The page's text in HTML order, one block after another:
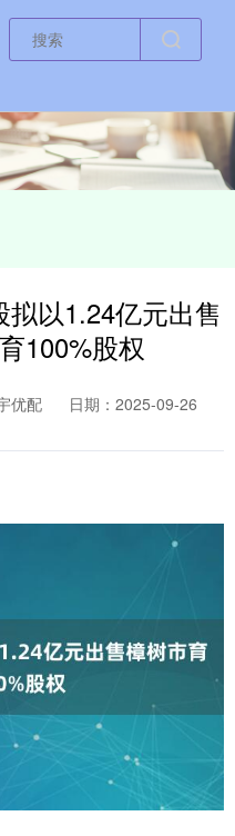
以1.24亿元出售
100%股权
优配
日期：2025-09-26